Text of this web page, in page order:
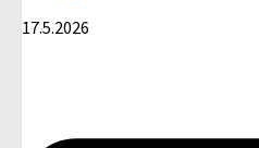
17.5.2026